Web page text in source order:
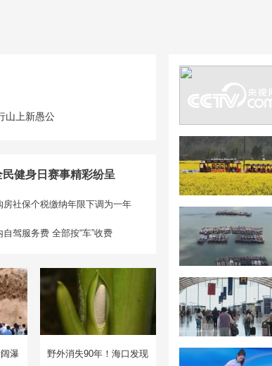
山上新愚公
健身日赛事精彩纷呈
房社保个税缴纳年限下调为一年
驾服务费 全部按“车”收费
瀑
野外消失90年！海口发现